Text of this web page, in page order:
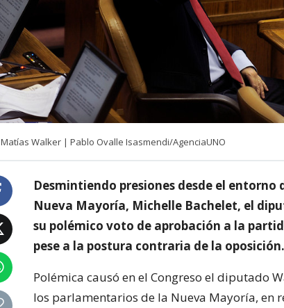
Matías Walker | Pablo Ovalle Isasmendi/AgenciaUNO
Desmintiendo presiones desde el
Nueva Mayoría, Michelle Bachelet, el
su polémico voto de aprobación a la
pese a la postura contraria de la oposición.
Polémica causó en el Congreso el diputado
los parlamentarios de la Nueva Mayoría, en